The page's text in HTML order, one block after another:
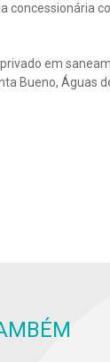
concessionária
em
Bueno, Águas